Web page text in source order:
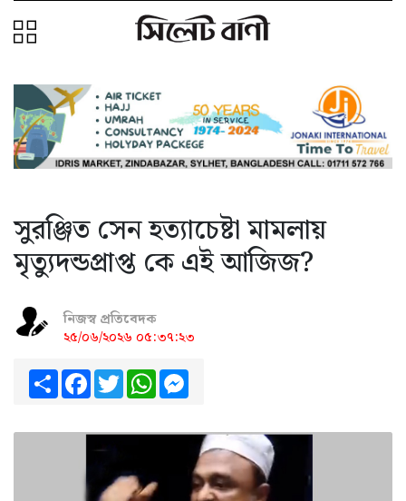
সুরঞ্জিত সেন হত্যাচেষ্টা মামলায়
মৃত্যুদন্ডপ্রাপ্ত কে এই আজিজ?
নিজস্ব প্রতিবেদক
২৫/০৬/২০২৬ ০৫:৩৭:২৩
ShareFacebook
TwitterWhatsApp